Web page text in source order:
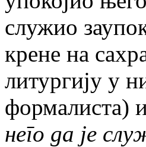
служио
крене на
литургију у
формалиста)
него да је